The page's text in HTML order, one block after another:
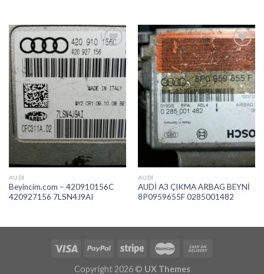
İstek
Ekle
AUDI
Beyincim.com – 420910156C
420927156 7LSN4J9AI
İstek
Listeme
Ekle
AUDI
AUDİ A3 ÇIKMA ARBAG BEYNİ
8P0959655F 0285001482
Copyright 2026 © UX Themes